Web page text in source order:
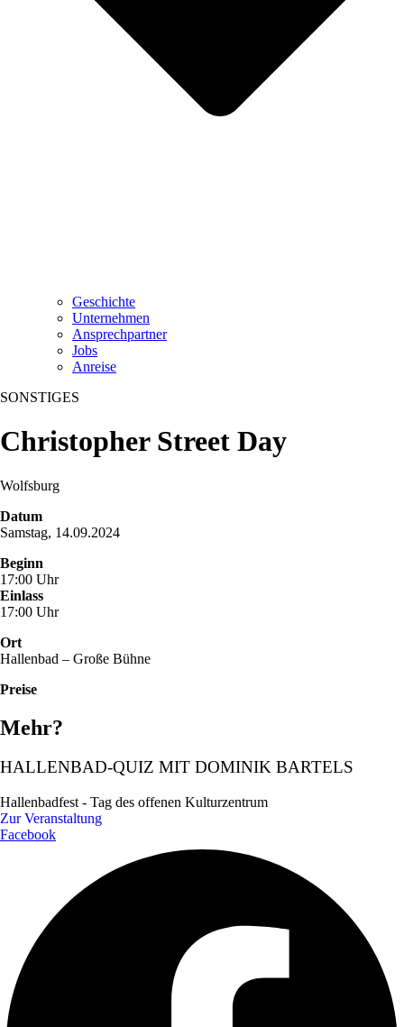
Geschichte
Unternehmen
Ansprechpartner
Jobs
Anreise
SONSTIGES
Christopher Street Day
Wolfsburg
Datum
Samstag, 14.09.2024
Beginn
17:00 Uhr
Einlass
17:00 Uhr
Ort
Hallenbad – Große Bühne
Preise
Mehr?
HALLENBAD-QUIZ MIT DOMINIK BARTELS
Hallenbadfest - Tag des offenen Kulturzentrum
Zur Veranstaltung
Facebook